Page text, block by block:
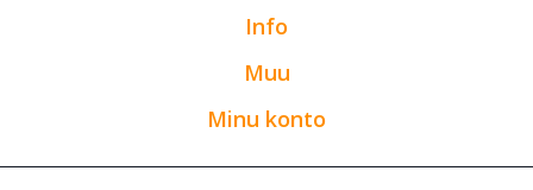
Info
Muu
Minu konto